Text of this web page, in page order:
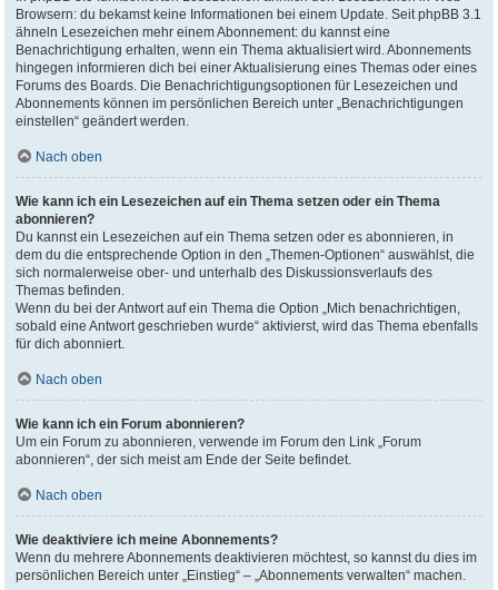
Browsern: du bekamst keine Informationen bei einem Update. Seit phpBB 3.1
ähneln Lesezeichen mehr einem Abonnement: du kannst eine
Benachrichtigung erhalten, wenn ein Thema aktualisiert wird. Abonnements
hingegen informieren dich bei einer Aktualisierung eines Themas oder eines
Forums des Boards. Die Benachrichtigungsoptionen für Lesezeichen und
Abonnements können im persönlichen Bereich unter „Benachrichtigungen
einstellen“ geändert werden.
Nach oben
Wie kann ich ein Lesezeichen auf ein Thema setzen oder ein Thema
abonnieren?
Du kannst ein Lesezeichen auf ein Thema setzen oder es abonnieren, in
dem du die entsprechende Option in den „Themen-Optionen“ auswählst, die
sich normalerweise ober- und unterhalb des Diskussionsverlaufs des
Themas befinden.
Wenn du bei der Antwort auf ein Thema die Option „Mich benachrichtigen,
sobald eine Antwort geschrieben wurde“ aktivierst, wird das Thema ebenfalls
für dich abonniert.
Nach oben
Wie kann ich ein Forum abonnieren?
Um ein Forum zu abonnieren, verwende im Forum den Link „Forum
abonnieren“, der sich meist am Ende der Seite befindet.
Nach oben
Wie deaktiviere ich meine Abonnements?
Wenn du mehrere Abonnements deaktivieren möchtest, so kannst du dies im
persönlichen Bereich unter „Einstieg“ – „Abonnements verwalten“ machen.